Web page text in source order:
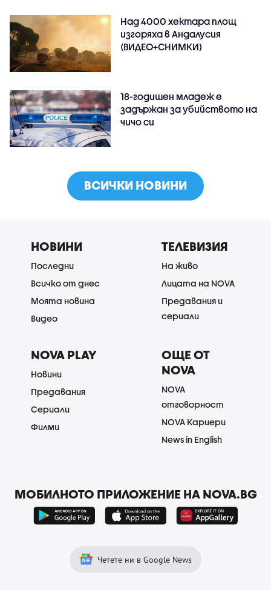
Над 4000 хектара площ
изгоряха в Андалусия
(ВИДЕО+СНИМКИ)
18-годишен младеж е
задържан за убийството на
чичо си
ВСИЧКИ НОВИНИ
НОВИНИ
Последни
Всичко от днес
Моята новина
Видео
ТЕЛЕВИЗИЯ
На живо
Лицата на NOVA
Предавания и
сериали
NOVA PLAY
Новини
Предавания
Сериали
Филми
ОЩЕ ОТ
NOVA
NOVA
отговорност
NOVA Кариери
News in English
МОБИЛНОТО ПРИЛОЖЕНИЕ НА NOVA.BG
Четете ни в Google News